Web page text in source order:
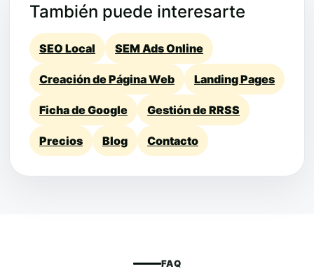
También puede interesarte
SEO Local SEM Ads Online
Creación de Página Web Landing Pages
Ficha de Google Gestión de RRSS
Precios Blog Contacto
FAQ